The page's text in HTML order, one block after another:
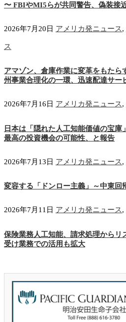
〜 FBIやMI5らが共同警告、偽装接
2026年7月20日 アメリカ発ニュース,
ス
アマゾン、倉庫作業に変革をもたら
州事業合理化の一環、迅速配達サー
2026年7月16日 アメリカ発ニュース,
日本は「隠れた人工知能価値の宝
最高の投資機会の可能性、と報告
2026年7月13日 アメリカ発ニュース,
変容する「ドンロー主義」～中東回
2026年7月11日 アメリカ発ニュース,
保険業務人工知能、請求処理からリ
受け業務での活用も拡大